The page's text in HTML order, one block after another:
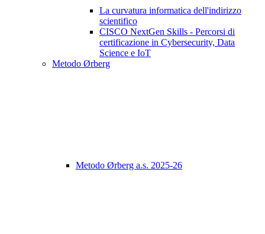
La curvatura informatica dell'indirizzo
scientifico
CISCO NextGen Skills - Percorsi di
certificazione in Cybersecurity, Data
Science e IoT
Metodo Ørberg
Metodo Ørberg a.s. 2025-26